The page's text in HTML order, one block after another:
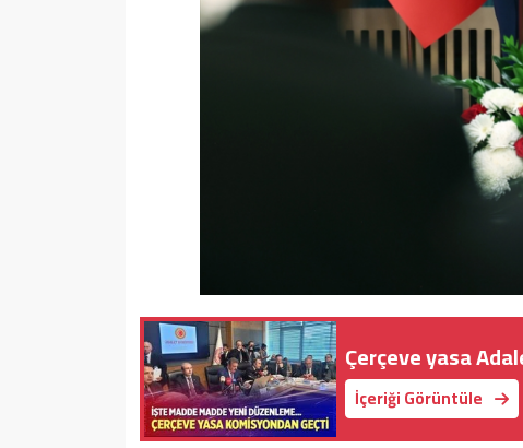
Çerçeve yasa
İçeriği Görüntüle